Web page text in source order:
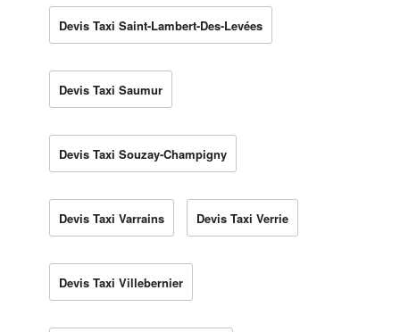
Devis Taxi Saint-Lambert-Des-Levées
Devis Taxi Saumur
Devis Taxi Souzay-Champigny
Devis Taxi Varrains Devis Taxi Verrie
Devis Taxi Villebernier